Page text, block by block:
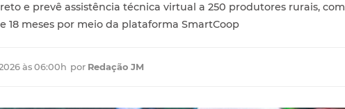
e prevê assistência técnica virtual a 250 produtores rurais, com
18 meses por meio da plataforma SmartCoop
às 06:00h por Redação JM